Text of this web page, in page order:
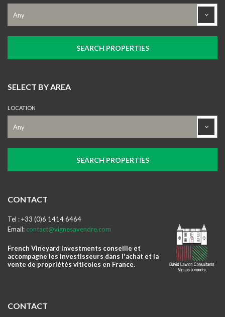
SELECT BY AREA
LOCATION
CONTACT
Tel : +33 (0)6 1414 6464
Email: contact@vignesavendre.com
French Vineyard Investments conseille et
accompagne les investisseurs dans l'achat et la
vente de propriétés viticoles en France.
CONTACT